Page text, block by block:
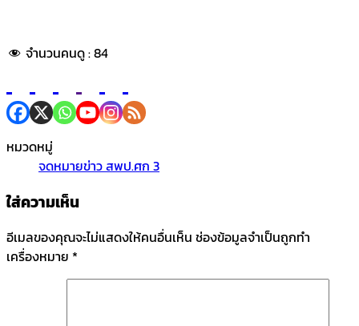
จำนวนคนดู :84
หมวดหมู่
จดหมายข่าว สพป.ศก 3
ใส่ความเห็น
อีเมลของคุณจะไม่แสดงให้คนอื่นเห็น ช่องข้อมูลจำเป็นถูกทำ
เครื่องหมาย *